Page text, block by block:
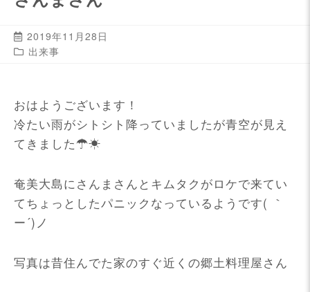
2019年11月28日
出来事
おはようございます！
冷たい雨がシトシト降っていましたが青空が見え
てきました☂☀
奄美大島にさんまさんとキムタクがロケで来てい
てちょっとしたパニックなっているようです( ｀
ー´)ノ
写真は昔住んでた家のすぐ近くの郷土料理屋さん